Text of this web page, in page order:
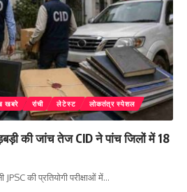
खबरे रांची लेटेस्ट
लोकतंत्र स्पेशल
की जांच तेज CID ने पांच जिलों में 18
की प्रतियोगी परीक्षाओं में…